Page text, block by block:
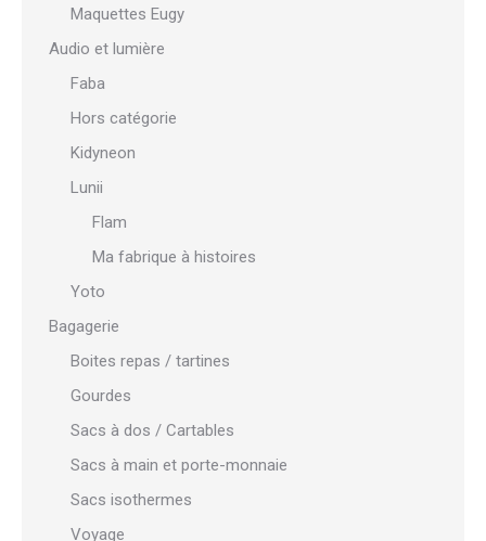
Maquettes Eugy
Audio et lumière
Faba
Hors catégorie
Kidyneon
Lunii
Flam
Ma fabrique à histoires
Yoto
Bagagerie
Boites repas / tartines
Gourdes
Sacs à dos / Cartables
Sacs à main et porte-monnaie
Sacs isothermes
Voyage